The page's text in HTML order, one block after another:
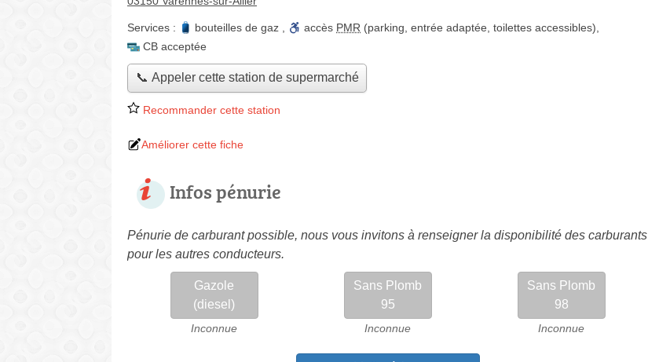
Services : bouteilles de gaz accès PMR (parking, entrée adaptée, toilettes accessibles)
CB acceptée
📞 Appeler cette station de supermarché
Recommander cette station
Améliorer cette fiche
Infos pénurie
Pénurie de carburant possible, nous vous invitons à renseigner la disponibilité des carburants
pour les autres conducteurs.
Gazole
(diesel)
Inconnue
Sans Plomb
95
Inconnue
Sans Plomb
98
Inconnue